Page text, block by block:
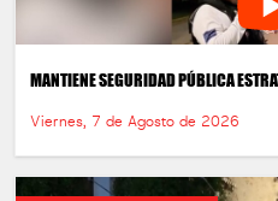
MANTIENE SEGURIDAD PÚBLICA
Viernes, 7 de Agosto de 2026